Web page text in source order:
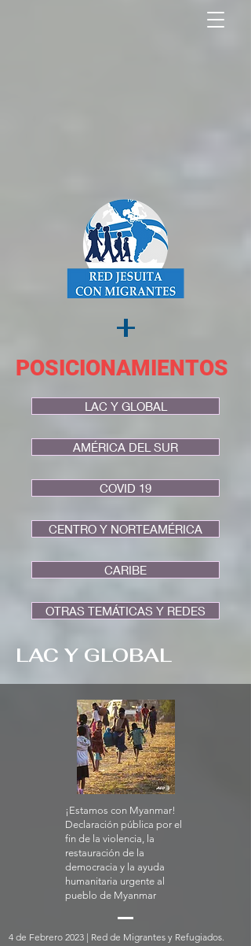
+
POSICIONAMIENTOS
LAC Y GLOBAL
AMÉRICA DEL SUR
COVID 19
CENTRO Y NORTEAMÉRICA
CARIBE
OTRAS TEMÁTICAS Y REDES
LAC Y GLOBAL
¡Estamos con Myanmar!
Declaración pública por el
fin de la violencia, la
restauración de la
democracia y la ayuda
humanitaria urgente al
pueblo de Myanmar
4 de Febrero 2023 | Red de Migrantes y Refugiados.